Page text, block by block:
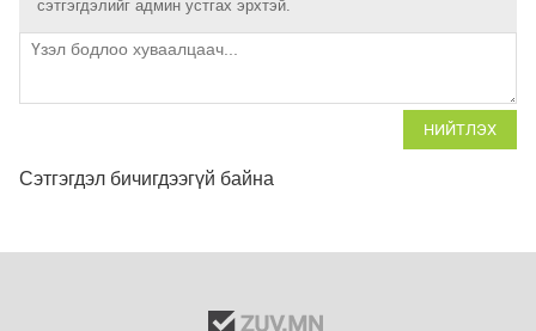
сэтгэгдэлийг админ устгах эрхтэй.
НИЙТЛЭХ
Сэтгэгдэл бичигдээгүй байна